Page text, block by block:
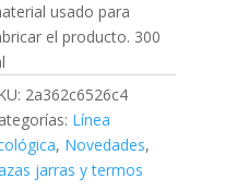
usado para
el producto. 300
2a362c6526c4
Línea
, Novedades,
jarras y termos